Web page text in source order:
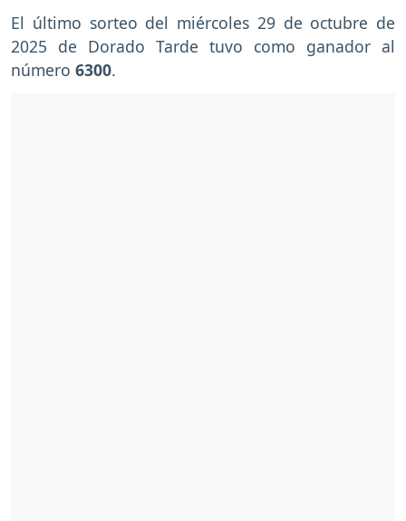
El último sorteo del miércoles 29 de octubre de
2025 de Dorado Tarde tuvo como ganador al
número 6300.